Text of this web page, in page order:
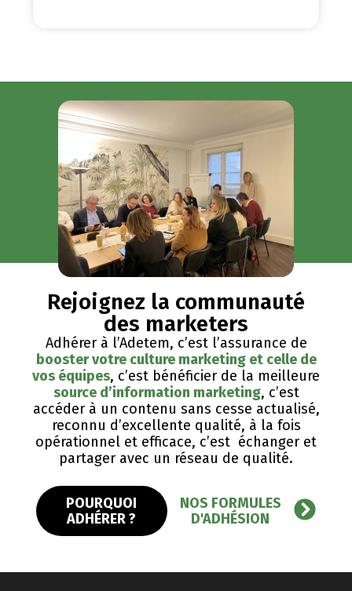
Rejoignez la communauté
des marketers
Adhérer à l’Adetem, c’est l’assurance de
booster votre culture marketing et celle de
vos équipes, c’est bénéficier de la meilleure
source d’information marketing, c’est
accéder à un contenu sans cesse actualisé,
reconnu d’excellente qualité, ​à la fois
opérationnel et efficace, c’est échanger et
partager avec un réseau de qualité.
POURQUOI
ADHÉRER ?
NOS FORMULES
D'ADHÉSION